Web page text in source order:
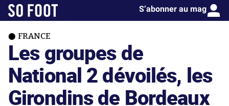
S’abonner au mag
FRANCE
Les groupes de
National 2 dévoilés, les
Girondins de Bordeaux